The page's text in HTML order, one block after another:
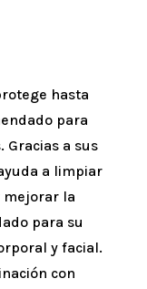
hasta
para
Gracias a sus
a limpiar
mejorar la
para su
y facial.
con